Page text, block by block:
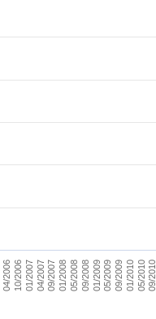
04/200610/200601/200704/200709/200701/200805/200809/200801/200905/200909/200901/201005/201009/